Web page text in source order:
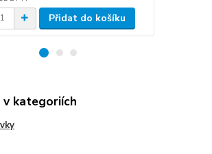
Přidat do košíku
v kategoriích